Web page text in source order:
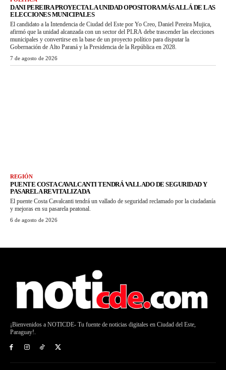
DANI PEREIRA PROYECTA LA UNIDAD OPOSITORA MÁS ALLÁ DE LAS
ELECCIONES MUNICIPALES
El candidato a la Intendencia de Ciudad del Este por Yo Creo, Daniel Pereira Mujica,
afirmó que la unidad alcanzada con un sector del PLRA debe trascender las elecciones
municipales y convertirse en la base de un proyecto político para disputar la
Gobernación de Alto Paraná y la Presidencia de la República en 2028.
7 de agosto de 2026
REGIÓN
PUENTE COSTA CAVALCANTI TENDRÁ VALLADO DE SEGURIDAD Y
PASARELA REVITALIZADA
El puente Costa Cavalcanti tendrá un vallado de seguridad reclamado por la ciudadanía
y mejoras en su pasarela peatonal.
6 de agosto de 2026
¡Bienvenidos a NOTICDE- Tu fuente de noticias digitales en Ciudad del Este,
Paraguay!.